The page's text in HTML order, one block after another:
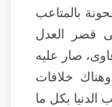
بالمتاعب
قصر العدل
صار عليه
خلافات
بكل ما